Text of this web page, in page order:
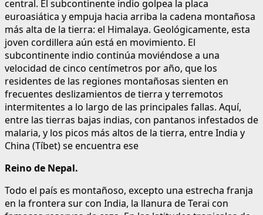
central. El subcontinente indio golpea la placa
euroasiática y empuja hacia arriba la cadena montañosa
más alta de la tierra: el Himalaya. Geológicamente, esta
joven cordillera aún está en movimiento. El
subcontinente indio continúa moviéndose a una
velocidad de cinco centímetros por año, que los
residentes de las regiones montañosas sienten en
frecuentes deslizamientos de tierra y terremotos
intermitentes a lo largo de las principales fallas. Aquí,
entre las tierras bajas indias, con pantanos infestados de
malaria, y los picos más altos de la tierra, entre India y
China (Tíbet) se encuentra ese
Reino de Nepal.
Todo el país es montañoso, excepto una estrecha franja
en la frontera sur con India, la llanura de Terai con